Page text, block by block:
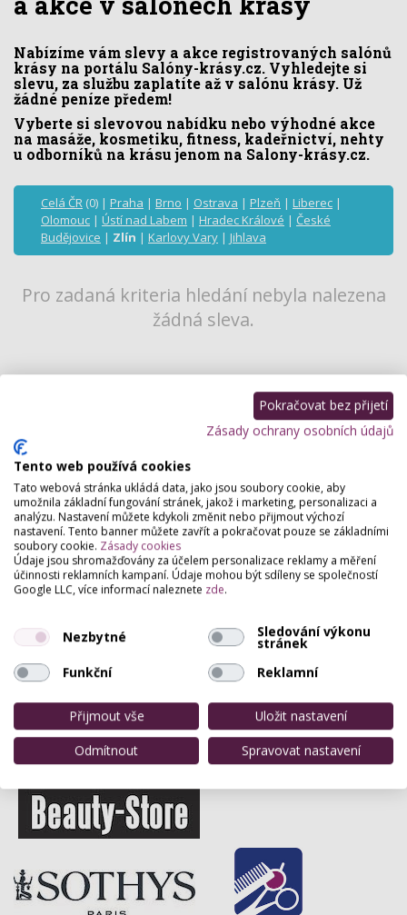
Nabízíme vám slevy a akce registrovaných salónů
krásy na portálu Salóny-krásy.cz. Vyhledejte si
slevu, za službu zaplatíte až v salónu krásy. Už
žádné peníze předem!
Vyberte si slevovou nabídku nebo výhodné akce
na masáže, kosmetiku, fitness, kadeřnictví, nehty
u odborníků na krásu jenom na Salony-krásy.cz.
Celá ČR (0) | Praha | Brno | Ostrava | Plzeň | Liberec |
Olomouc | Ústí nad Labem | Hradec Králové | České
Budějovice | Zlín | Karlovy Vary | Jihlava
Pro zadaná kriteria hledání nebyla nalezena
žádná sleva.
Staňte se naším partnerem
Pokračovat bez přijetí
Zásady ochrany osobních údajů
Tento web používá cookies
Tato webová stránka ukládá data, jako jsou soubory cookie, aby
umožnila základní fungování stránek, jakož i marketing, personalizaci a
analýzu. Nastavení můžete kdykoli změnit nebo přijmout výchozí
nastavení. Tento banner můžete zavřít a pokračovat pouze se základními
soubory cookie. Zásady cookies
Údaje jsou shromažďovány za účelem personalizace reklamy a měření
účinnosti reklamních kampaní. Údaje mohou být sdíleny se společností
Google LLC, více informací naleznete zde.
Nezbytné Sledování výkonu
stránek
Funkční
Reklamní
Přijmout vše
Uložit nastavení
Odmítnout
Spravovat nastavení